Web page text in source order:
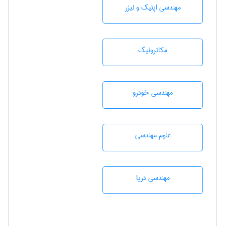
مهندسی اپتیک و لیزر
مکاترونیک
مهندسی خودرو
علوم مهندسی
مهندسی دریا